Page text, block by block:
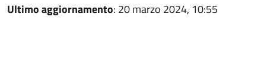
Ultimo aggiornamento: 20 marzo 2024, 10:55